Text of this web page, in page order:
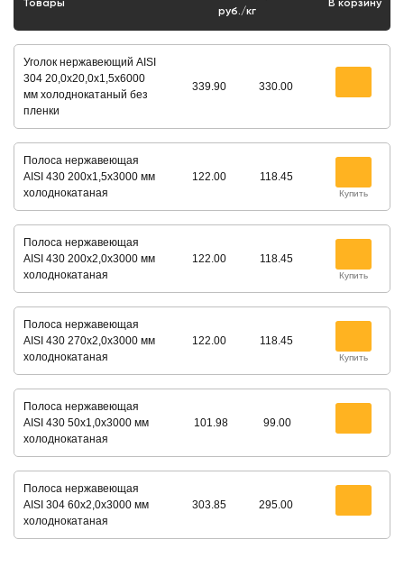
Товары
руб./кг
В корзину
Уголок нержавеющий AISI
304 20,0х20,0х1,5х6000
мм холоднокатаный без
пленки
339.90 330.00
Полоса нержавеющая
AISI 430 200х1,5х3000 мм
холоднокатаная
122.00 118.45
Купить
Полоса нержавеющая
AISI 430 200х2,0х3000 мм
холоднокатаная
122.00 118.45
Купить
Полоса нержавеющая
AISI 430 270х2,0х3000 мм
холоднокатаная
122.00 118.45
Купить
Полоса нержавеющая
AISI 430 50х1,0х3000 мм
холоднокатаная
101.98 99.00
Полоса нержавеющая
AISI 304 60х2,0х3000 мм
холоднокатаная
303.85 295.00